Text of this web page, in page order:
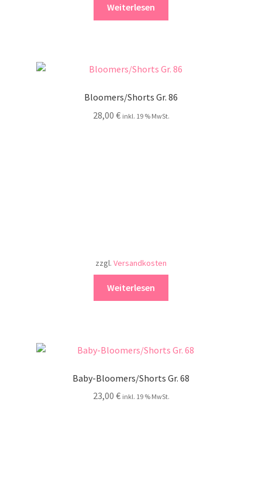
Weiterlesen
Bloomers/Shorts Gr. 86
28,00 € inkl. 19 % MwSt.
zzgl. Versandkosten
Weiterlesen
Baby-Bloomers/Shorts Gr. 68
23,00 € inkl. 19 % MwSt.